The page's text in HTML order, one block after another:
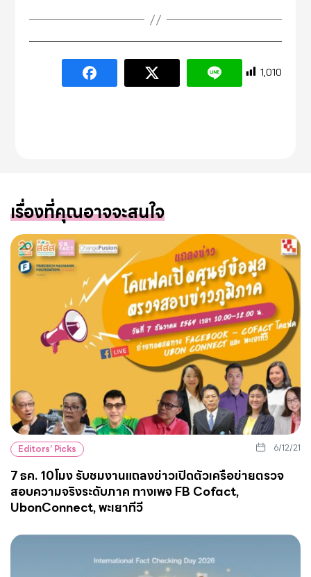
1,010
เรื่องที่คุณอาจจะสนใจ
Editors’ Picks 6/12/21
7 ธค. 10โมง รับชมงานแถลงข่าวเปิดตัวเครือข่ายตรวจ
สอบความจริงระดับภาค ทางเพจ FB Cofact,
UbonConnect, พะเยาทีวี